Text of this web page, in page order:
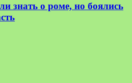
знать о роме, но боялись